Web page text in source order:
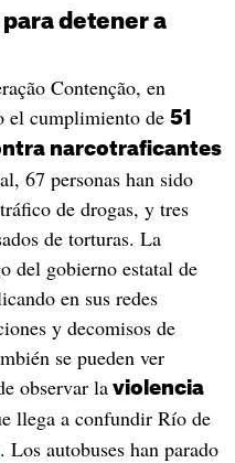
detener a
Contenção, en
el cumplimiento de 51
narcotraficantes
67 personas han sido
de drogas, y tres
de torturas. La
del gobierno estatal de
en sus redes
y decomisos de
se pueden ver
observar laviolencia
llega a confundir Río de
. Los autobuses han parado